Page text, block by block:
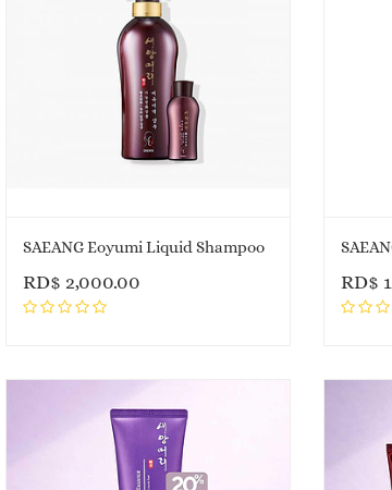
SAEANG Eoyumi Liquid Shampoo
RD$ 2,000.00 RD$